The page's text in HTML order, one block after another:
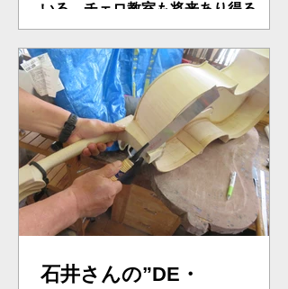
いる。チェロ教室も将来あり得る。今
日はネックの形を整える。エンドピン
用のホールを開ける。エンドサドルの
取り付け。いよいよホワイトMUNCK
の完成真近かである。
石井さんの”DE・